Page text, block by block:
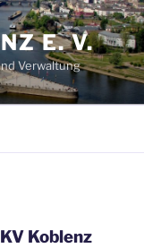
E. V.
Verwaltung
Koblenz